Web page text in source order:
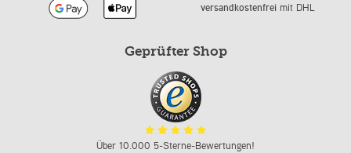
versandkostenfreimit DHL
Geprüfter Shop
Über 10.000 5-Sterne-Bewertungen!